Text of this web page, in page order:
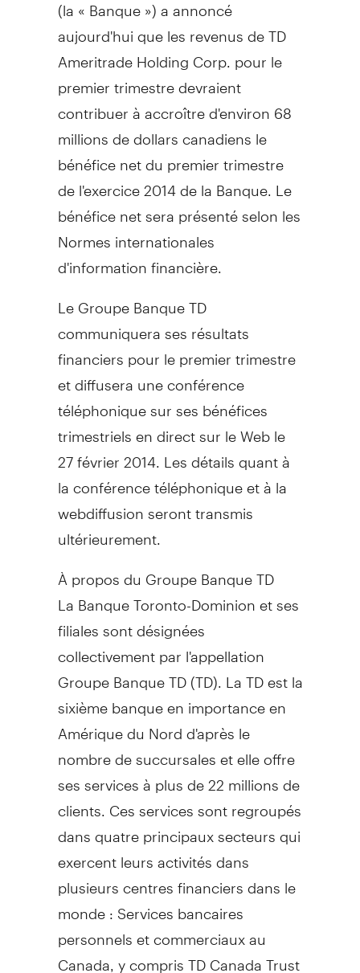
aujourd'hui que les revenus de TD
Ameritrade Holding Corp. pour le
premier trimestre devraient
contribuer à accroître d'environ 68
millions de dollars canadiens le
bénéfice net du premier trimestre
de l'exercice 2014 de la Banque. Le
bénéfice net sera présenté selon les
Normes internationales
d'information financière.
Le Groupe Banque TD
communiquera ses résultats
financiers pour le premier trimestre
et diffusera une conférence
téléphonique sur ses bénéfices
trimestriels en direct sur le Web le
27 février 2014. Les détails quant à
la conférence téléphonique et à la
webdiffusion seront transmis
ultérieurement.
À propos du Groupe Banque TD
La Banque Toronto-Dominion et ses
filiales sont désignées
collectivement par l'appellation
Groupe Banque TD (TD). La TD est la
sixième banque en importance en
Amérique du Nord d'après le
nombre de succursales et elle offre
ses services à plus de 22 millions de
clients. Ces services sont regroupés
dans quatre principaux secteurs qui
exercent leurs activités dans
plusieurs centres financiers dans le
monde : Services bancaires
personnels et commerciaux au
Canada , y compris TD Canada Trust